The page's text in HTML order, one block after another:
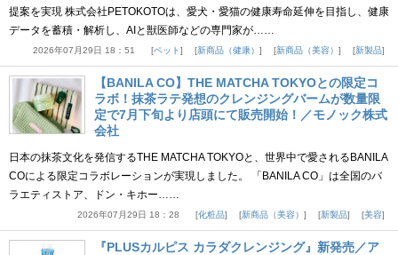
提案を実現 株式会社PETOKOTOは、愛犬・愛猫の健康寿命延伸を目指し、健康
データを蓄積・解析し、AIと獣医師などの専門家が……
2026年07月29日 18：51 ペット 新商品（健康） 新商品（美容） 新製品
【BANILA CO】THE MATCHA TOKYOとの限定コ
ラボ！抹茶ラテ発想のクレンジングバームが数量限
定で7月下旬より店頭にて販売開始！／モノック株式
会社
日本の抹茶文化を発信するTHE MATCHA TOKYOと、世界中で愛されるBANILA
COによる限定コラボレーションが実現しました。 「BANILA CO」は全国のバ
ラエティストア、ドン・キホー……
2026年07月29日 18：28 化粧品 新商品（美容） 新製品 美容
『PLUSカルピス カラダクレンジング』新発売／ア